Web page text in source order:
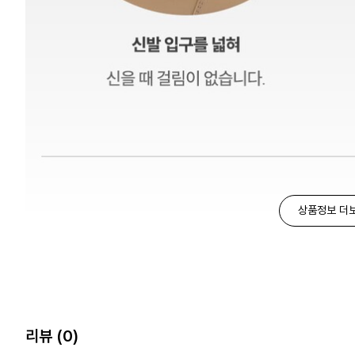
상품정보 더
리뷰 (0)